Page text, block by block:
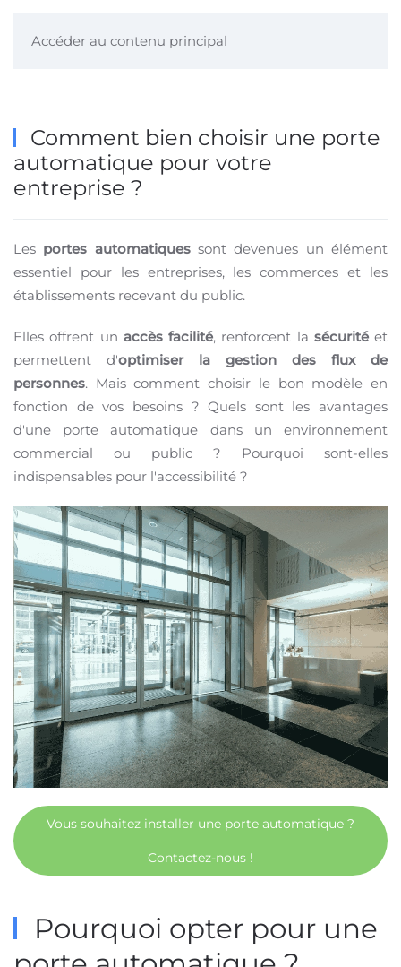
Accéder au contenu principal
Comment bien choisir une porte
automatique pour votre
entreprise ?
Les portes automatiquessont devenues un élément
essentiel pour les entreprises, les commerces et les
établissements recevant du public.
Elles offrent un accès facilité, renforcent la sécuritéet
permettent d'optimiser la gestion des flux de
personnes. Mais comment choisir le bon modèle en
fonction de vos besoins ? Quels sont les avantages
d'une porte automatique dans un environnement
commercial ou public ? Pourquoi sont-elles
indispensables pour l'accessibilité ?
Vous souhaitez installer une porte automatique ?
Contactez-nous !
Pourquoi opter pour une